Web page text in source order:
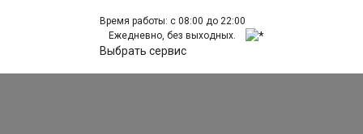
Время работы: с 08:00 до 22:00
Ежедневно, без выходных.
Выбрать сервис